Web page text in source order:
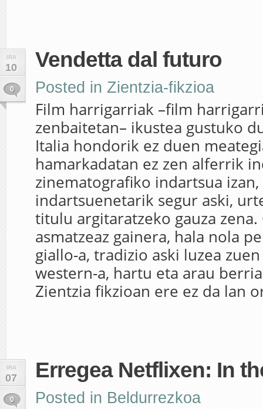
IRA
10
0
Vendetta dal futuro
Posted in Zientzia-fikzioa
Film harrigarriak –film
zenbaitetan– ikustea gustuko
Italia hondorik ez duen
hamarkadatan ez zen alferrik
zinematografiko indartsua
indartsuenetarik segur aski,
titulu argitaratzeko gauza
asmatzeaz gainera, hala nola
giallo-a, tradizio aski luzea
western-a, hartu eta arau
Zientzia fikzioan ere ez da lan
IRA
07
0
Erregea Netflixen: In
Posted in Beldurrezkoa